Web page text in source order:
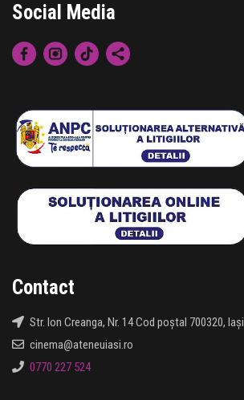
Social Media
Contact
Str. Ion Creanga, Nr. 14 Cod poștal 700320, Iași
cinema@ateneuiasi.ro
0770 227 524